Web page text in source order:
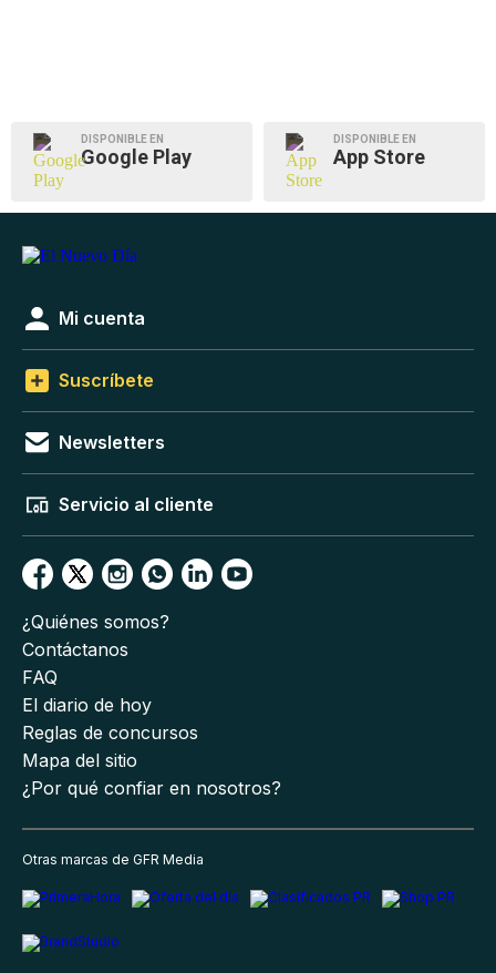
DISPONIBLE EN
Google Play
DISPONIBLE EN
App Store
Mi cuenta
Suscríbete
Newsletters
Servicio al cliente
¿Quiénes somos?
Contáctanos
FAQ
El diario de hoy
Reglas de concursos
Mapa del sitio
¿Por qué confiar en nosotros?
Otras marcas de GFR Media